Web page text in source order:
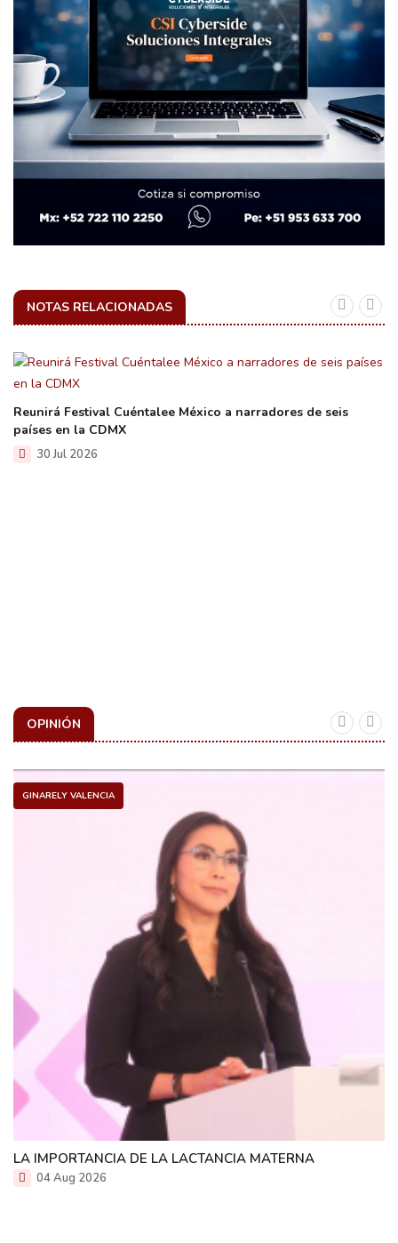
NOTAS RELACIONADAS
Reunirá Festival Cuéntalee México a narradores de seis
países en la CDMX
30 Jul 2026
OPINIÓN
GINARELY VALENCIA
LA IMPORTANCIA DE LA LACTANCIA MATERNA
04 Aug 2026